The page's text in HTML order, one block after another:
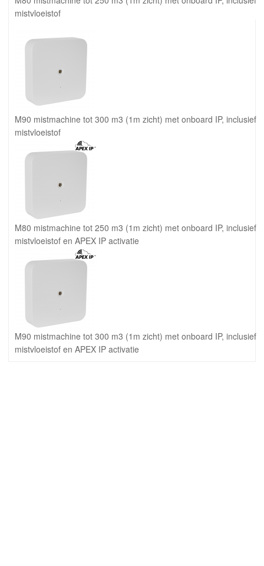
mistvloeistof
M90 mistmachine tot 300 m3 (1m zicht) met onboard IP, inclusief
mistvloeistof
M80 mistmachine tot 250 m3 (1m zicht) met onboard IP, inclusief
mistvloeistof en APEX IP activatie
M90 mistmachine tot 300 m3 (1m zicht) met onboard IP, inclusief
mistvloeistof en APEX IP activatie